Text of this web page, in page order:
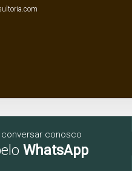
conversar conosco
WhatsApp